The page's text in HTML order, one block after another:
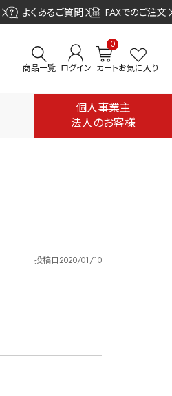
よくあるご質問 FAXでのご注文
商品一覧 ログイン カート
0
お気に入り
個人事業主
法人のお客様
投稿日2020/01/10